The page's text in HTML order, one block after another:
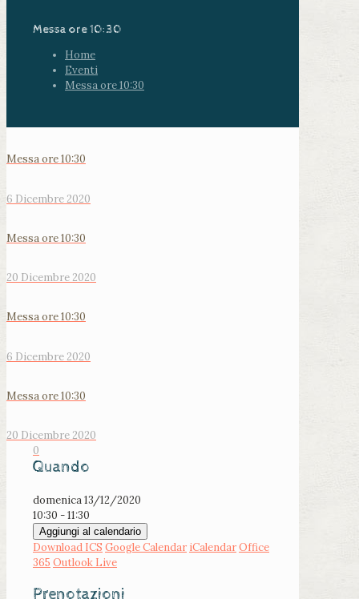
Messa ore 10:30
Home
Eventi
Messa ore 10:30
Messa ore 10:30
6 Dicembre 2020
Messa ore 10:30
20 Dicembre 2020
Messa ore 10:30
6 Dicembre 2020
Messa ore 10:30
20 Dicembre 2020
0
Quando
domenica 13/12/2020
10:30 - 11:30
Aggiungi al calendario
Download ICS Google Calendar iCalendarOffice
365 Outlook Live
Prenotazioni